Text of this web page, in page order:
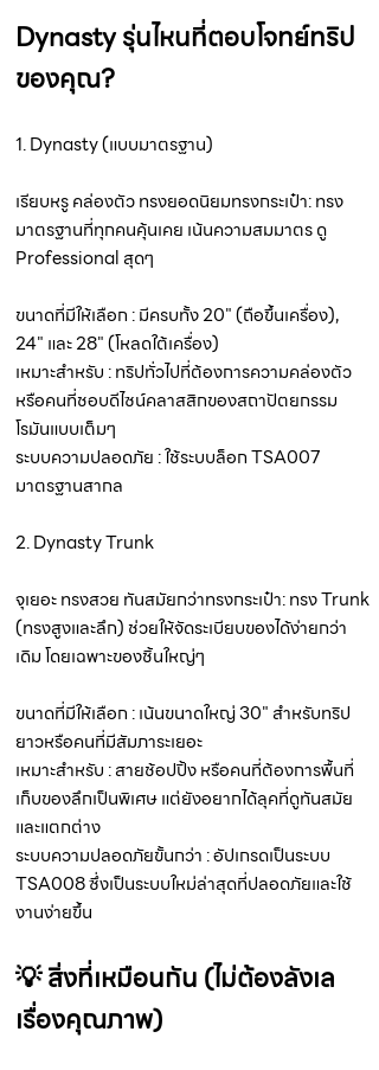
Dynasty รุ่นไหนที่ตอบโจทย์ทริป
ของคุณ?
1. Dynasty (แบบมาตรฐาน)
เรียบหรู คล่องตัว ทรงยอดนิยมทรงกระเป๋า: ทรง
มาตรฐานที่ทุกคนคุ้นเคย เน้นความสมมาตร ดู
Professional สุดๆ
ขนาดที่มีให้เลือก : มีครบทั้ง 20" (ถือขึ้นเครื่อง),
24" และ 28" (โหลดใต้เครื่อง)
เหมาะสำหรับ : ทริปทั่วไปที่ต้องการความคล่องตัว
หรือคนที่ชอบดีไซน์คลาสสิกของสถาปัตยกรรม
โรมันแบบเต็มๆ
ระบบความปลอดภัย : ใช้ระบบล็อก TSA007
มาตรฐานสากล
2. Dynasty Trunk
จุเยอะ ทรงสวย ทันสมัยกว่าทรงกระเป๋า: ทรง Trunk
(ทรงสูงและลึก) ช่วยให้จัดระเบียบของได้ง่ายกว่า
เดิม โดยเฉพาะของชิ้นใหญ่ๆ
ขนาดที่มีให้เลือก : เน้นขนาดใหญ่ 30" สำหรับทริป
ยาวหรือคนที่มีสัมภาระเยอะ
เหมาะสำหรับ : สายช้อปปิ้ง หรือคนที่ต้องการพื้นที่
เก็บของลึกเป็นพิเศษ แต่ยังอยากได้ลุคที่ดูทันสมัย
และแตกต่าง
ระบบความปลอดภัยขั้นกว่า : อัปเกรดเป็นระบบ
TSA008 ซึ่งเป็นระบบใหม่ล่าสุดที่ปลอดภัยและใช้
งานง่ายขึ้น
💡 สิ่งที่เหมือนกัน (ไม่ต้องลังเล
เรื่องคุณภาพ)